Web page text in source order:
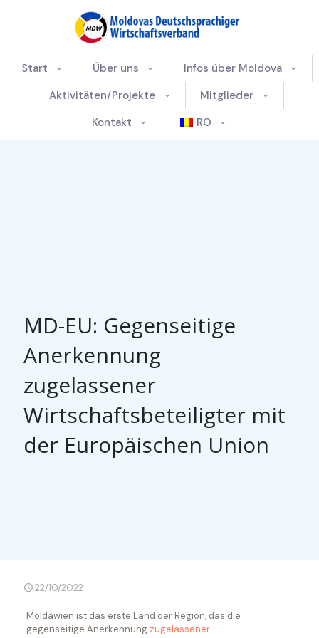
Start Über uns
Infos über Moldova
Aktivitäten/Projekte
Mitglieder
Kontakt
RO
MD-EU: Gegenseitige
Anerkennung
zugelassener
Wirtschaftsbeteiligter mit
der Europäischen Union
22/10/2022
Moldawien ist das erste Land der Region, das die
gegenseitige Anerkennung zugelassener